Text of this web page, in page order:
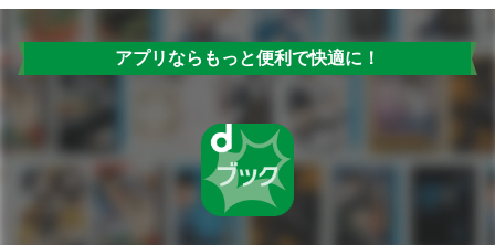
アプリならもっと便利で快適に！